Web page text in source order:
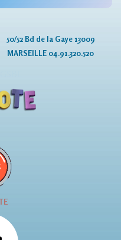
50/52 Bd de la Gaye 13009
MARSEILLE 04.91.320.520